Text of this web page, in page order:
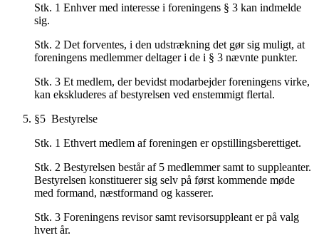
Stk. 1 Enhver med interesse i foreningens § 3 kan indmelde
sig.
Stk. 2 Det forventes, i den udstrækning det gør sig muligt, at
foreningens medlemmer deltager i de i § 3 nævnte punkter.
Stk. 3 Et medlem, der bevidst modarbejder foreningens virke,
kan ekskluderes af bestyrelsen ved enstemmigt flertal.
§5 Bestyrelse
Stk. 1 Ethvert medlem af foreningen er opstillingsberettiget.
Stk. 2 Bestyrelsen består af 5 medlemmer samt to suppleanter.
Bestyrelsen konstituerer sig selv på først kommende møde
med formand, næstformand og kasserer.
Stk. 3 Foreningens revisor samt revisorsuppleant er på valg
hvert år.